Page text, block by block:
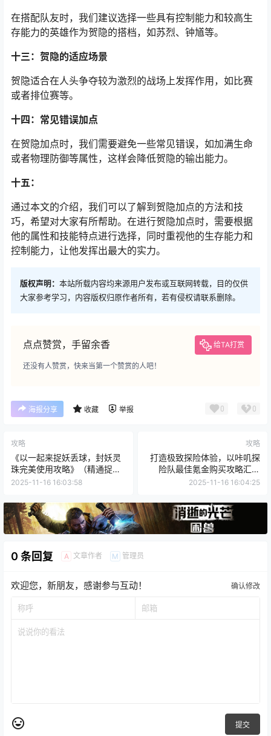
在搭配队友时，我们建议选择一些具有控制能力和较高生
存能力的英雄作为贺隐的搭档，如苏烈、钟馗等。
十三：贺隐的适应场景
贺隐适合在人头争夺较为激烈的战场上发挥作用，如比赛
或者排位赛等。
十四：常见错误加点
在贺隐加点时，我们需要避免一些常见错误，如加满生命
或者物理防御等属性，这样会降低贺隐的输出能力。
十五：
通过本文的介绍，我们可以了解到贺隐加点的方法和技
巧，希望对大家有所帮助。在进行贺隐加点时，需要根据
他的属性和技能特点进行选择，同时重视他的生存能力和
控制能力，让他发挥出最大的实力。
版权声明： 本站所载内容均来源用户发布或互联网转载，目的仅供
大家参考学习，内容版权归原作者所有，若有侵权请联系删除。
点点赞赏，手留余香 给TA打赏
还没有人赞赏，快来当第一个赞赏的人吧！
海报分享 收藏 举报 0 0
攻略
《以一起来捉妖丢球，封妖灵
珠完美使用攻略》（精通捉妖
丢球，掌握封妖灵珠技巧的秘
2025-11-16 16:03:58
攻略
打造极致探险体验，以咔叽探
险队最佳氪金购买攻略汇总
（解锁全新冒险内容，享受高
2025-11-16 16:04:25
0 条回复 A 文章作者 M 管理员
欢迎您，新朋友，感谢参与互动！ 确认修改
提交